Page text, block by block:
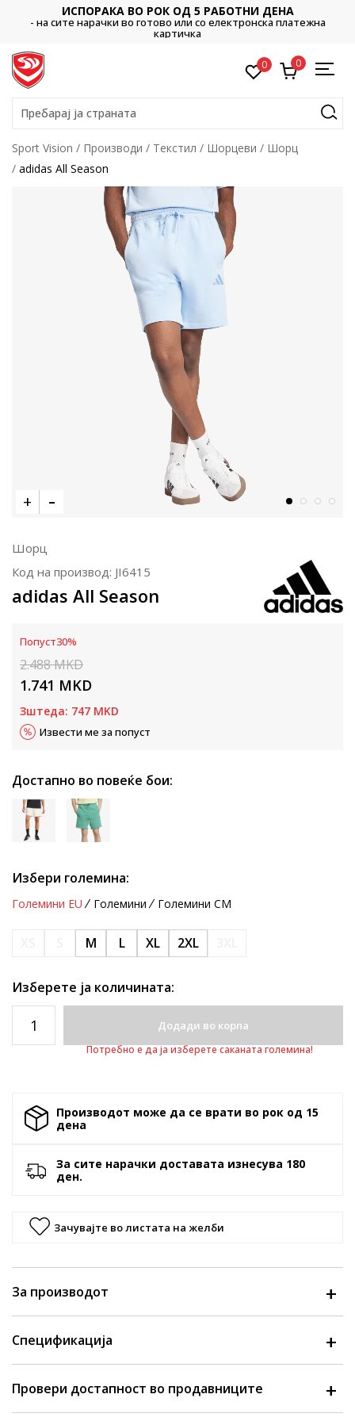
ОД 5 РАБОТНИ ДЕНА
или со електронска платежна ДВА
- во готово или со
0 0
Пребарај ја страната
Sport Vision Производи Текстил Шорцеви
Шорц
adidas All Season
Шорц
Код на производ: JI6415
adidas All Season
Попуст30%
2.488MKD
1.741 MKD
Зштеда: 747 MKD
Извести ме за попуст
Достапно во повеќе бои:
Избери големина:
Големини EU Големини Големини CM
M L XL 2XL
Изберете ја количината:
Додади во корпа
Потребно е да ја изберете саканата големина!
Производот може да се врати во рок од 15
денa
За сите нарачки доставата изнесува 180
ден.
Зачувајте во листата на желби
За производот
Спецификација
Провери достапност во продавниците